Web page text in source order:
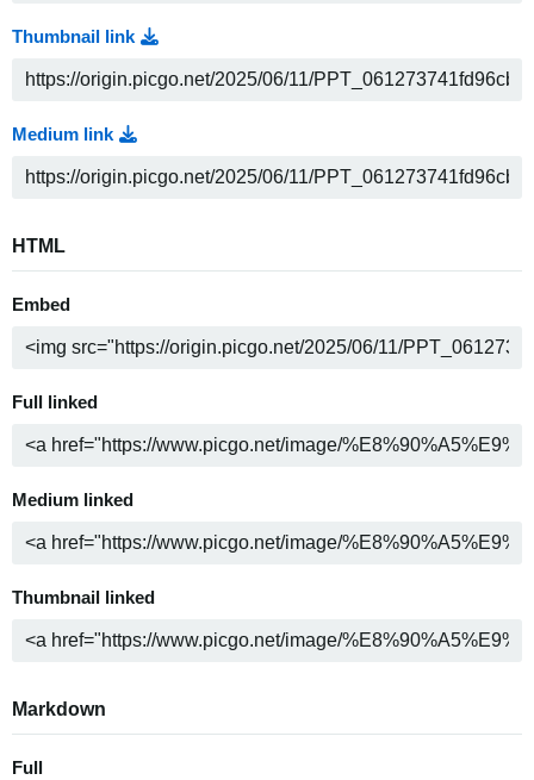
Thumbnail link
Medium link
HTML
Embed
Full linked
Medium linked
Thumbnail linked
Markdown
Full